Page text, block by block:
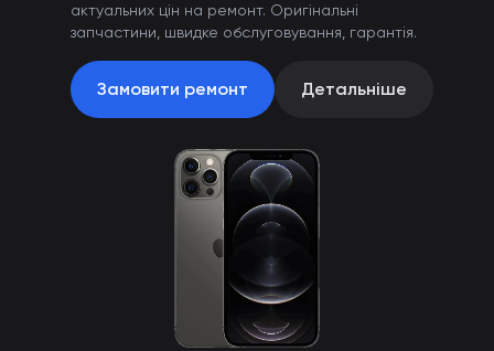
актуальних цін на ремонт. Оригінальні
запчастини, швидке обслуговування, гарантія.
Замовити ремонт Детальніше